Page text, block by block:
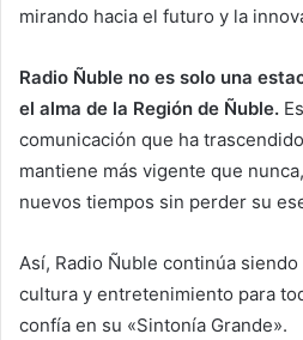
mirando hacia el futuro y la
Radio Ñuble no es solo una
el alma de la Región de Ñuble.
comunicación que ha
mantiene más vigente que
nuevos tiempos sin perder su
Así, Radio Ñuble continúa
cultura y entretenimiento para
confía en su «Sintonía Grande».